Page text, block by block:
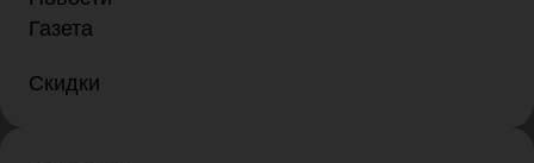
Газета
Скидки